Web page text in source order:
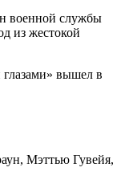
военной службы
из жестокой
вышел в
Мэттью Гувейя,